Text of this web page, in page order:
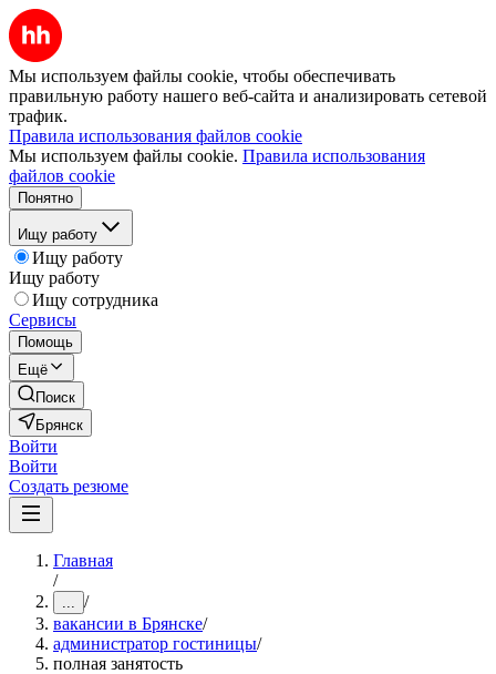
Мы используем файлы cookie, чтобы обеспечивать
правильную работу нашего веб-сайта и анализировать сетевой
трафик.
Правила использования файлов cookie
Мы используем файлы cookie. Правила использования
файлов cookie
Понятно
Ищу работу
Ищу работу
Ищу работу
Ищу сотрудника
Сервисы
Помощь
Ещё
Поиск
Брянск
Войти
Войти
Создать резюме
Главная
/
... /
вакансии в Брянске/
администратор гостиницы/
полная занятость